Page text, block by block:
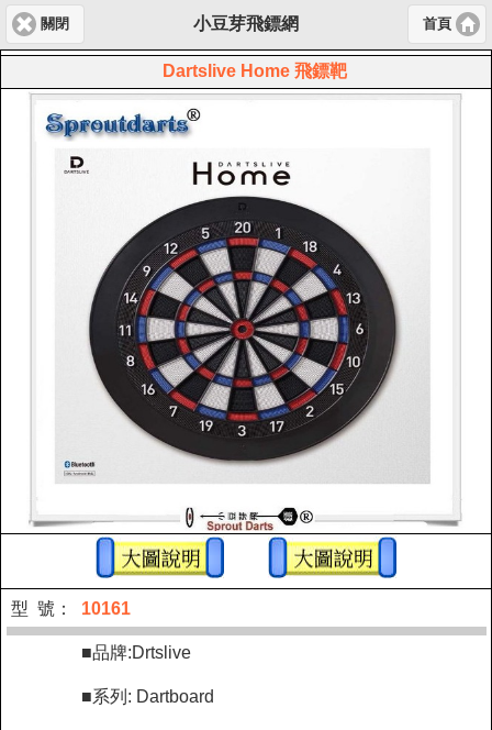
關閉 首頁
小豆芽飛鏢網
Dartslive Home 飛鏢靶
型 號： 10161
■品牌:Drtslive
■系列: Dartboard